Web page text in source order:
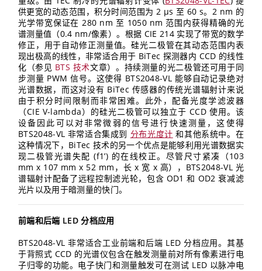
供更宽的动态范围，积分时间范围为 2 µs 至 60 s。2 nm 的
光学带宽保证在 280 nm 至 1050 nm 范围内获得精确的光
谱测量值（0.4 nm/像素）。根据 CIE 214 实现了带宽的数学
修正，用于自动修正测量值。硅光二极管在其动态范围内表
现出极高的线性，非常适合用于 BiTec 探测器内 CCD 的线性
化（参见 BTS 技术文章）。持续测量的光二极管还可用于同
步测量 PWM 信号。这使得 BTS2048-VL 能够自动记录绝对
光谱数据，而这对没有 BiTec 传感器的传统光谱辐射计来说
由于积分时间限制而非常困难。此外，配备光度学滤波器
（CIE V-lambda）的硅光二极管可以独立于 CCD 使用。该
设备因此可以对非常微弱的信号进行快速测量，这使得
BTS2048-VL 非常适合集成到 分布光度计 和其他系统中。在
这种情况下，BiTec 技术的另一个优点是能够利用光谱数据实
现二极管光谱失配 (f1’) 的在线校正。尽管尺寸紧凑（103
mm x 107 mm x 52 mm，长 x 宽 x 高），BTS2048-VL 光
谱辐射计配备了远程控制滤光轮，包含 OD1 和 OD2 衰减滤
光片以及用于暗测量的快门。
前端和后端 LED 分档应用
BTS2048-VL 非常适合工业前端和后端 LED 分档应用。其基
于背照式 CCD 的光谱仪包含在触发测量前对所有像素进行电
子归零的功能。电子快门和测量触发可在测试 LED 以脉冲电